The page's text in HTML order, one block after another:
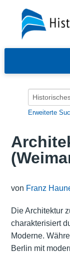
Erweiterte
von Franz
Die Architektur
charakterisiert
Moderne.
Berlin mit